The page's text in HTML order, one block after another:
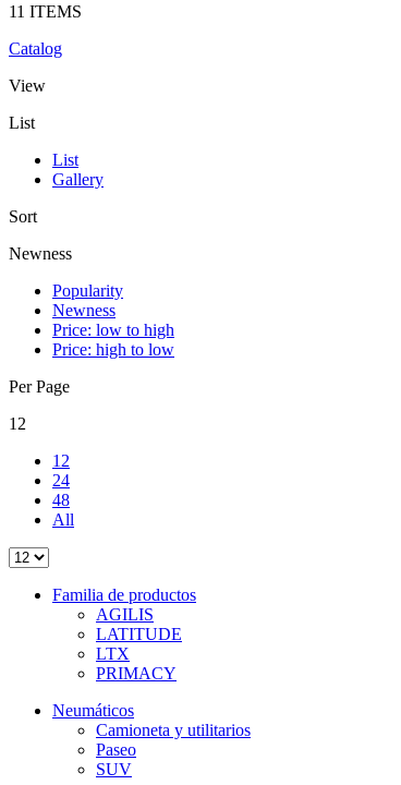
11 ITEMS
Catalog
View
List
List
Gallery
Sort
Newness
Popularity
Newness
Price: low to high
Price: high to low
Per Page
12
12
24
48
All
Familia de productos
AGILIS
LATITUDE
LTX
PRIMACY
Neumáticos
Camioneta y utilitarios
Paseo
SUV